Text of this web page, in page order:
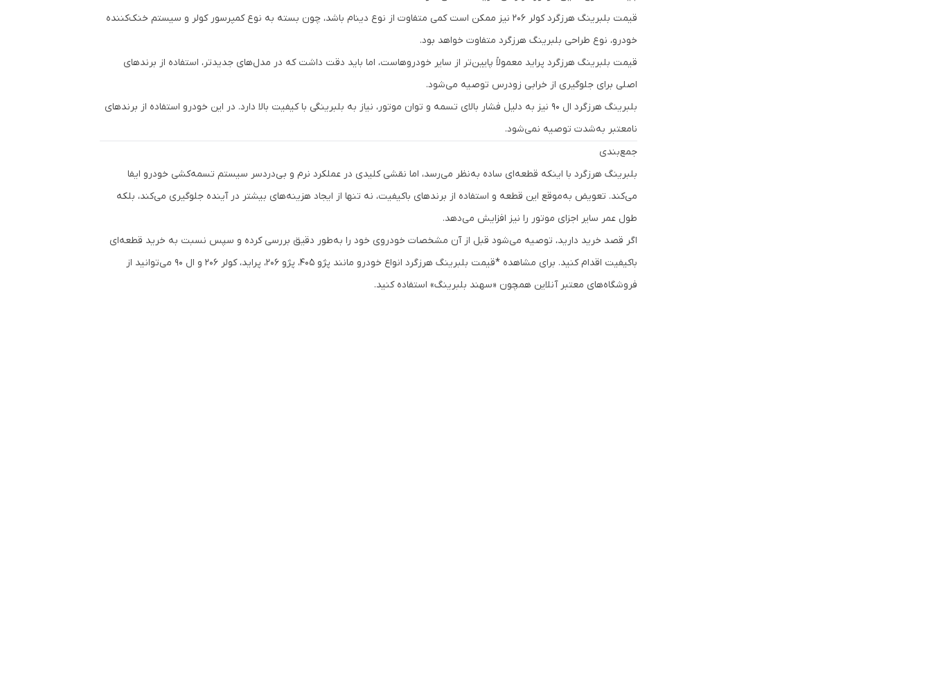
قیمت بلبرینگ هرزگرد کولر 206 نیز ممکن است کمی متفاوت از نوع دینام باشد، چون بسته به نوع کمپرسور کولر و سیستم خنک‌کننده
خودرو، نوع طراحی بلبرینگ هرزگرد متفاوت خواهد بود.
قیمت بلبرینگ هرزگرد پراید معمولاً پایین‌تر از سایر خودروهاست، اما باید دقت داشت که در مدل‌های جدیدتر، استفاده از برندهای
اصلی برای جلوگیری از خرابی زودرس توصیه می‌شود.
بلبرینگ هرزگرد ال 90 نیز به دلیل فشار بالای تسمه و توان موتور، نیاز به بلبرینگی با کیفیت بالا دارد. در این خودرو استفاده از برندهای
نامعتبر به‌شدت توصیه نمی‌شود.
جمع‌بندی
بلبرینگ هرزگرد با اینکه قطعه‌ای ساده به‌نظر می‌رسد، اما نقشی کلیدی در عملکرد نرم و بی‌دردسر سیستم تسمه‌کشی خودرو ایفا
می‌کند. تعویض به‌موقع این قطعه و استفاده از برندهای باکیفیت، نه تنها از ایجاد هزینه‌های بیشتر در آینده جلوگیری می‌کند، بلکه
طول عمر سایر اجزای موتور را نیز افزایش می‌دهد.
اگر قصد خرید دارید، توصیه می‌شود قبل از آن مشخصات خودروی خود را به‌طور دقیق بررسی کرده و سپس نسبت به خرید قطعه‌ای
باکیفیت اقدام کنید. برای مشاهده *قیمت بلبرینگ هرزگرد انواع خودرو مانند پژو 405، پژو 206، پراید، کولر 206 و ال 90 می‌توانید از
فروشگاه‌های معتبر آنلاین همچون «سهند بلبرینگ» استفاده کنید.